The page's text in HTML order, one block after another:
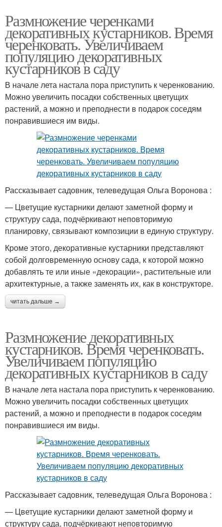
Размножение черенками
декоративных кустарников. Время
черенковать. Увеличиваем
популяцию декоративных
кустарников в саду
В начале лета настала пора приступить к черенкованию.
Можно увеличить посадки собственных цветущих
растений, а можно и преподнести в подарок соседям
понравившиеся им виды.
Рассказывает садовник, телеведущая Ольга Воронова :
— Цветущие кустарники делают заметной форму и
структуру сада, подчёркивают неповторимую
планировку, связывают композиции в единую структуру.
Кроме этого, декоративные кустарники представляют
собой долговременную основу сада, к которой можно
добавлять те или иные «декорации», растительные или
архитектурные, а также заменять их, как в конструкторе.
читать дальше →
Размножение декоративных
кустарников. Время черенковать.
Увеличиваем популяцию
декоративных кустарников в саду
В начале лета настала пора приступить к черенкованию.
Можно увеличить посадки собственных цветущих
растений, а можно и преподнести в подарок соседям
понравившиеся им виды.
Рассказывает садовник, телеведущая Ольга Воронова :
— Цветущие кустарники делают заметной форму и
структуру сада, подчёркивают неповторимую